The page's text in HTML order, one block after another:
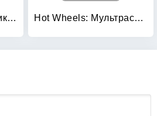
Heroes: Большие приключения. Книга-раскраска-конструктор Hot Wheels: Мультраскраска